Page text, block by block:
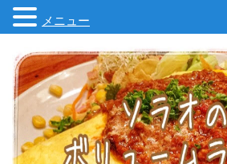
メニュー